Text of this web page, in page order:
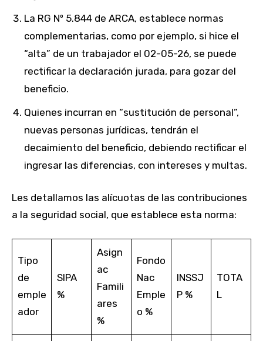
La RG Nº 5.844 de ARCA, establece normas
complementarias, como por ejemplo, si hice el
“alta” de un trabajador el 02-05-26, se puede
rectificar la declaración jurada, para gozar del
beneficio.
Quienes incurran en “sustitución de personal”,
nuevas personas jurídicas, tendrán el
decaimiento del beneficio, debiendo rectificar el
ingresar las diferencias, con intereses y multas.
Les detallamos las alícuotas de las contribuciones
a la seguridad social, que establece esta norma:
Tipo
de
emple
ador
SIPA
%
Asign
ac
Famili
ares
%
Fondo
Nac
Emple
o %
INSSJ
P %
TOTA
L